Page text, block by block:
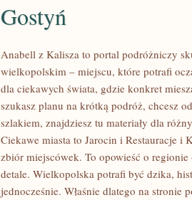
Gostyń
Anabell z Kalisza to portal podróżniczy
wielkopolskim – miejscu, które potrafi
dla ciekawych świata, gdzie konkret
szukasz planu na krótką podróż, chcesz
szlakiem, znajdziesz tu materiały dla
Ciekawe miasta to Jarocin i Restauracje i
zbiór miejscówek. To opowieść o
detale. Wielkopolska potrafi być dzika,
jednocześnie. Właśnie dlatego na stronie